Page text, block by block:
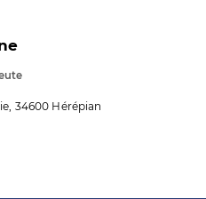
34600 Hérépian